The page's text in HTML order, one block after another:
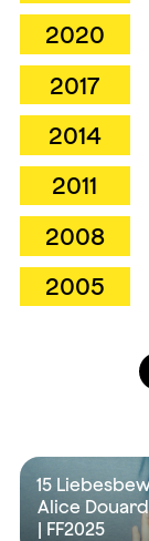
2020
2017
2014
2011
2008
2005
15
Alice
| FF2025